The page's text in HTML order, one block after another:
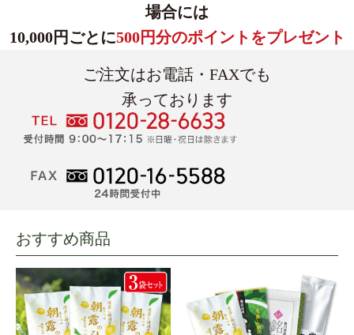
場合には
10,000円ごとに500円分のポイントをプレゼント
ご注文はお電話・FAXでも
承っております
おすすめ商品